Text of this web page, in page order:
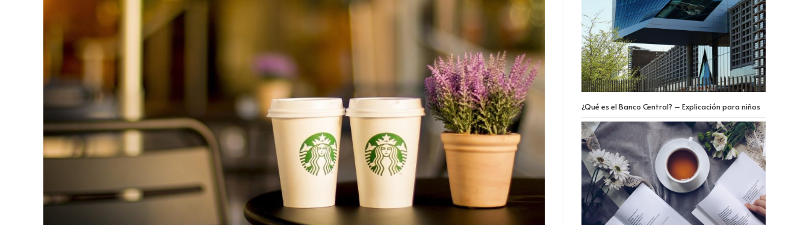
¿Qué es el Banco Central? – Explicación para niños